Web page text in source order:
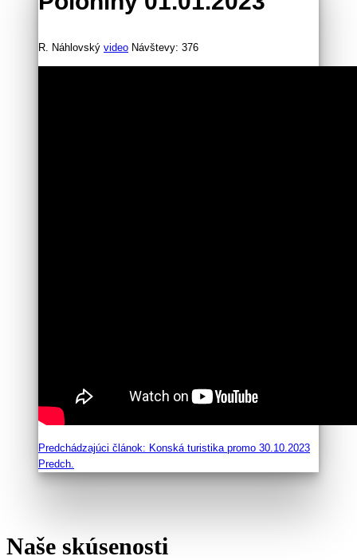
R. Náhlovský video Návštevy: 376
Predchádzajúci článok: Konská turistika promo 30.10.2023
Predch.
Naše skúsenosti